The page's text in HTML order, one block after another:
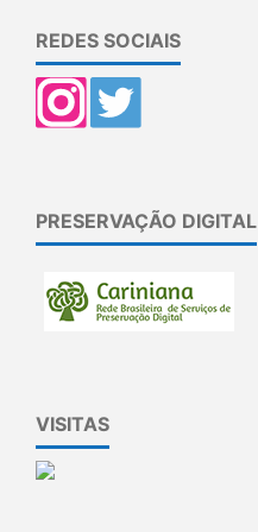
REDES SOCIAIS
PRESERVAÇÃO DIGITAL
VISITAS